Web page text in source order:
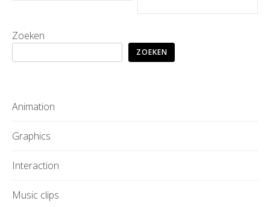
Zoeken
ZOEKEN
Animation
Graphics
Interaction
Music clips